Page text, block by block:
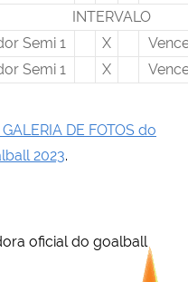
INTERVALO
Semi 1 X
Semi 1 X
DE FOTOS do
2023.
oficial do goalball